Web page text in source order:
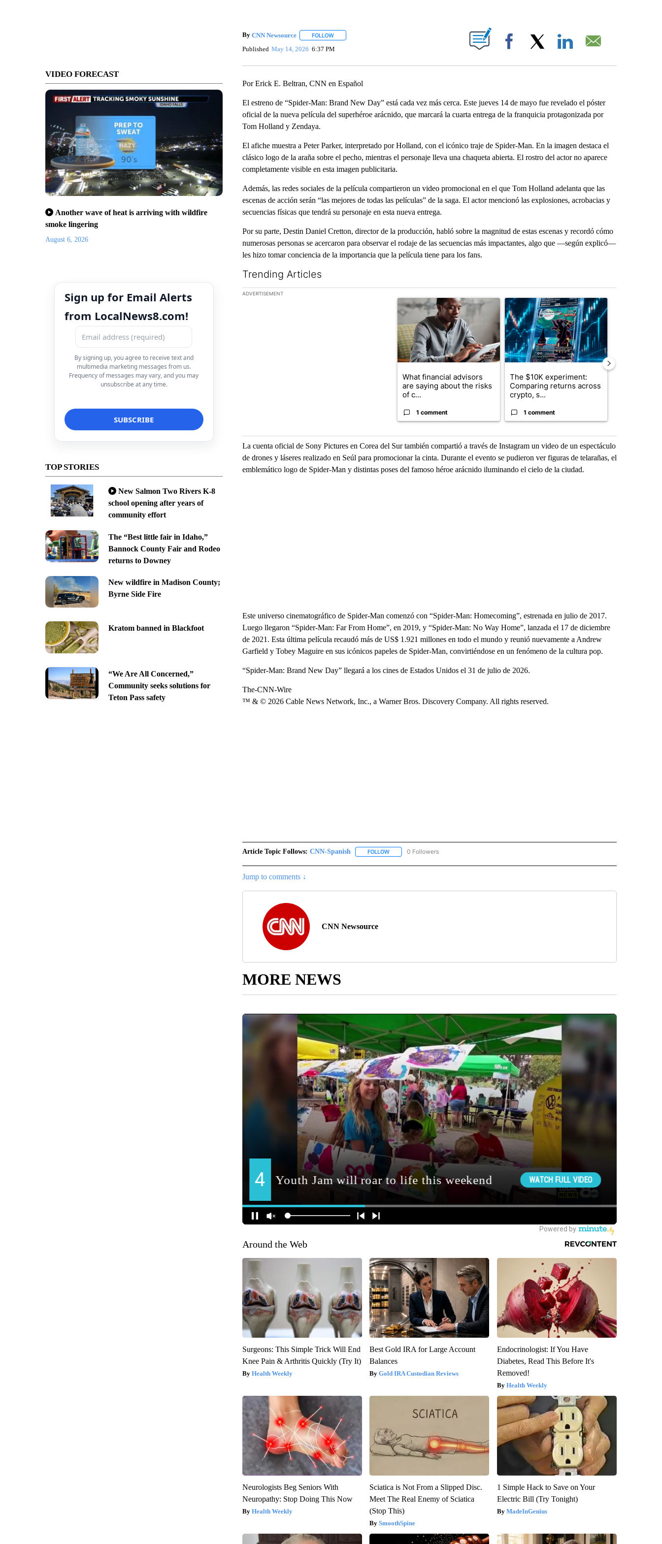
VIDEO FORECAST
Another wave of heat is arriving with wildfire
smoke lingering
August 6, 2026
Sign up for Email Alerts
from LocalNews8.com!
By signing up, you agree to receive text and
multimedia marketing messages from us.
Frequency of messages may vary, and you may
unsubscribe at any time.
TOP STORIES
New Salmon Two Rivers K-8
school opening after years of
community effort
The “Best little fair in Idaho,”
Bannock County Fair and Rodeo
returns to Downey
New wildfire in Madison County;
Byrne Side Fire
Kratom banned in Blackfoot
“We Are All Concerned,”
Community seeks solutions for
Teton Pass safety
By CNN Newsource FOLLOWFOLLOW "" TO RECEIVE NOTIFICATIONS ABOUT NEW PAGES ON "".
Published May 14, 2026 6:37 PM Facebook
Por Erick E. Beltran, CNN en Español
El estreno de “Spider-Man: Brand New Day” está cada vez más cerca. Este jueves 14 de mayo fue revelado el póster
oficial de la nueva película del superhéroe arácnido, que marcará la cuarta entrega de la franquicia protagonizada por
Tom Holland y Zendaya.
El afiche muestra a Peter Parker, interpretado por Holland, con el icónico traje de Spider-Man. En la imagen destaca el
clásico logo de la araña sobre el pecho, mientras el personaje lleva una chaqueta abierta. El rostro del actor no aparece
completamente visible en esta imagen publicitaria.
Además, las redes sociales de la película compartieron un video promocional en el que Tom Holland adelanta que las
escenas de acción serán “las mejores de todas las películas” de la saga. El actor mencionó las explosiones, acrobacias y
secuencias físicas que tendrá su personaje en esta nueva entrega.
Por su parte, Destin Daniel Cretton, director de la producción, habló sobre la magnitud de estas escenas y recordó cómo
numerosas personas se acercaron para observar el rodaje de las secuencias más impactantes, algo que —según explicó—
les hizo tomar conciencia de la importancia que la película tiene para los fans.
Trending Articles
The following is a list of the most commented articles in the last 7 days.
ADVERTISEMENT
A trending article titled "What financial advisors are saying about the risks of
What financial advisors
are saying about the risks
of c...
1 comment
A trending article titled "The $10K experiment:
The $10K experiment:
Comparing returns across
crypto, s...
1 comment
La cuenta oficial de Sony Pictures en Corea del Sur también compartió a través de Instagram un video de un espectáculo
de drones y láseres realizado en Seúl para promocionar la cinta. Durante el evento se pudieron ver figuras de telarañas, el
emblemático logo de Spider-Man y distintas poses del famoso héroe arácnido iluminando el cielo de la ciudad.
Este universo cinematográfico de Spider-Man comenzó con “Spider-Man: Homecoming”, estrenada en julio de 2017.
Luego llegaron “Spider-Man: Far From Home”, en 2019, y “Spider-Man: No Way Home”, lanzada el 17 de diciembre
de 2021. Esta última película recaudó más de US$ 1.921 millones en todo el mundo y reunió nuevamente a Andrew
Garfield y Tobey Maguire en sus icónicos papeles de Spider-Man, convirtiéndose en un fenómeno de la cultura pop.
“Spider-Man: Brand New Day” llegará a los cines de Estados Unidos el 31 de julio de 2026.
The-CNN-Wire
™ & © 2026 Cable News Network, Inc., a Warner Bros. Discovery Company. All rights reserved.
Article Topic Follows: CNN-Spanish FOLLOWFOLLOW "CNN-SPANISH" TO RECEIVE NOTIFICATIONS ABOUT NEW PAGES ON "CNN-SPANISH".
0 Followers
Jump to comments ↓
CNN Newsource
MORE NEWS
Around the Web
Surgeons: This Simple Trick Will End
Knee Pain & Arthritis Quickly (Try It)
Health Weekly
Best Gold IRA for Large Account
Balances
Gold IRA Custodian Reviews
Endocrinologist: If You Have
Diabetes, Read This Before It's
Removed!
Health Weekly
Neurologists Beg Seniors With
Neuropathy: Stop Doing This Now
Health Weekly
Sciatica is Not From a Slipped Disc.
Meet The Real Enemy of Sciatica
(Stop This)
SmoothSpine
1 Simple Hack to Save on Your
Electric Bill (Try Tonight)
MadeInGenius